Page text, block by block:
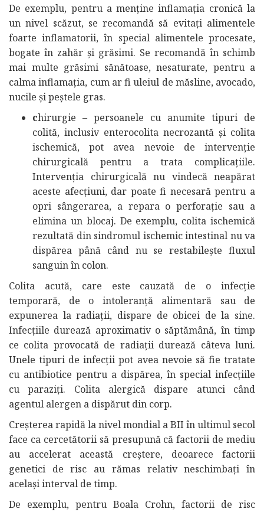
De exemplu, pentru a menține inflamația cronică la
un nivel scăzut, se recomandă să evitați alimentele
foarte inflamatorii, în special alimentele procesate,
bogate în zahăr și grăsimi. Se recomandă în schimb
mai multe grăsimi sănătoase, nesaturate, pentru a
calma inflamația, cum ar fi uleiul de măsline, avocado,
nucile și peștele gras.
chirurgie – persoanele cu anumite tipuri de
colită, inclusiv enterocolita necrozantă și colita
ischemică, pot avea nevoie de intervenție
chirurgicală pentru a trata complicațiile.
Intervenția chirurgicală nu vindecă neapărat
aceste afecțiuni, dar poate fi necesară pentru a
opri sângerarea, a repara o perforație sau a
elimina un blocaj. De exemplu, colita ischemică
rezultată din sindromul ischemic intestinal nu va
dispărea până când nu se restabilește fluxul
sanguin în colon.
Colita acută, care este cauzată de o infecție
temporară, de o intoleranță alimentară sau de
expunerea la radiații, dispare de obicei de la sine.
Infecțiile durează aproximativ o săptămână, în timp
ce colita provocată de radiații durează câteva luni.
Unele tipuri de infecții pot avea nevoie să fie tratate
cu antibiotice pentru a dispărea, în special infecțiile
cu paraziți. Colita alergică dispare atunci când
agentul alergen a dispărut din corp.
Creșterea rapidă la nivel mondial a BII în ultimul secol
face ca cercetătorii să presupună că factorii de mediu
au accelerat această creștere, deoarece factorii
genetici de risc au rămas relativ neschimbați în
același interval de timp.
De exemplu, pentru Boala Crohn, factorii de risc